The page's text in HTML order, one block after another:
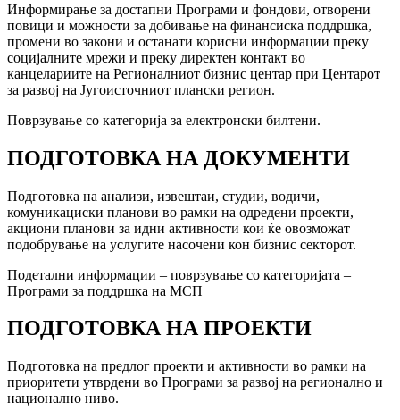
Информирање за достапни Програми и фондови, отворени
повици и можности за добивање на финансиска поддршка,
промени во закони и останати корисни информации преку
социјалните мрежи и преку директен контакт во
канцелариите на Регионалниот бизнис центар при Центарот
за развој на Југоисточниот плански регион.
Поврзување со категорија за електронски билтени.
ПОДГОТОВКА НА ДОКУМЕНТИ
Подготовка на анализи, извештаи, студии, водичи,
комуникациски планови во рамки на одредени проекти,
акциони планови за идни активности кои ќе овозможат
подобрување на услугите насочени кон бизнис секторот.
Подетални информации – поврзување со категоријата –
Програми за поддршка на МСП
ПОДГОТОВКА НА ПРОЕКТИ
Подготовка на предлог проекти и активности во рамки на
приоритети утврдени во Програми за развој на регионално и
национално ниво.